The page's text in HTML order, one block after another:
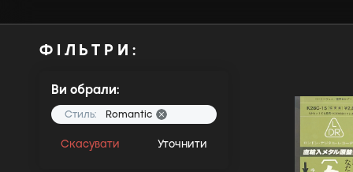
ФІЛЬТРИ:
Ви обрали:
Стиль: Romantic
Скасувати Уточнити